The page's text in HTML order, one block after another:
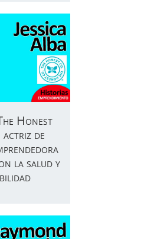
Honest
actriz de
la salud y